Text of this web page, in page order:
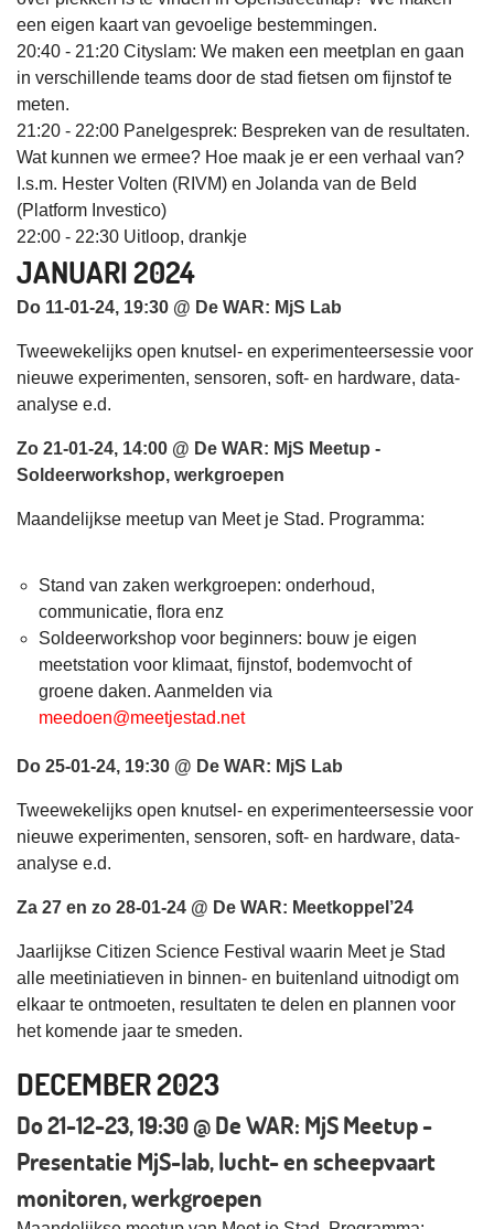
een eigen kaart van gevoelige bestemmingen.
20:40 - 21:20 Cityslam: We maken een meetplan en gaan
in verschillende teams door de stad fietsen om fijnstof te
meten.
21:20 - 22:00 Panelgesprek: Bespreken van de resultaten.
Wat kunnen we ermee? Hoe maak je er een verhaal van?
I.s.m. Hester Volten (RIVM) en Jolanda van de Beld
(Platform Investico)
22:00 - 22:30 Uitloop, drankje
JANUARI 2024
Do 11-01-24, 19:30 @ De WAR: MjS Lab
Tweewekelijks open knutsel- en experimenteersessie voor
nieuwe experimenten, sensoren, soft- en hardware, data-
analyse e.d.
Zo 21-01-24, 14:00 @ De WAR: MjS Meetup -
Soldeerworkshop, werkgroepen
Maandelijkse meetup van Meet je Stad. Programma:
Stand van zaken werkgroepen: onderhoud,
communicatie, flora enz
Soldeerworkshop voor beginners: bouw je eigen
meetstation voor klimaat, fijnstof, bodemvocht of
groene daken. Aanmelden via
meedoen@meetjestad.net
Do 25-01-24, 19:30 @ De WAR: MjS Lab
Tweewekelijks open knutsel- en experimenteersessie voor
nieuwe experimenten, sensoren, soft- en hardware, data-
analyse e.d.
Za 27 en zo 28-01-24 @ De WAR: Meetkoppel’24
Jaarlijkse Citizen Science Festival waarin Meet je Stad
alle meetiniatieven in binnen- en buitenland uitnodigt om
elkaar te ontmoeten, resultaten te delen en plannen voor
het komende jaar te smeden.
DECEMBER 2023
Do 21-12-23, 19:30 @ De WAR: MjS Meetup -
Presentatie MjS-lab, lucht- en scheepvaart
monitoren, werkgroepen